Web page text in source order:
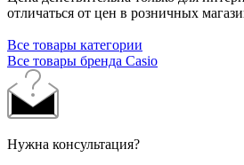
отличаться от цен в розничных
Все товары категории
Все товары бренда Casio
Нужна консультация?